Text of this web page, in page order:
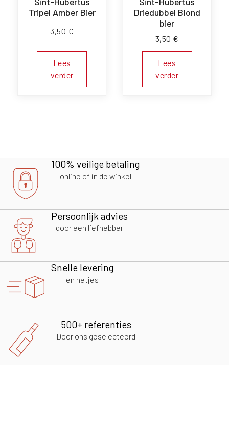
Tripel Amber Bier
3,50 €
Lees
verder
Driedubbel Blond
bier
3,50 €
Lees
verder
100% veilige betaling
online of in de winkel
Persoonlijk advies
door een liefhebber
Snelle levering
en netjes
500+ referenties
Door ons geselecteerd